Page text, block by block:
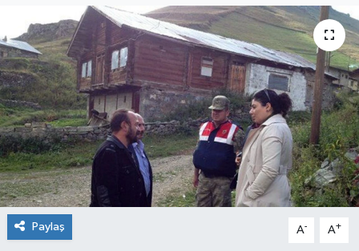
Paylaş A- A+
Haber Arşivi